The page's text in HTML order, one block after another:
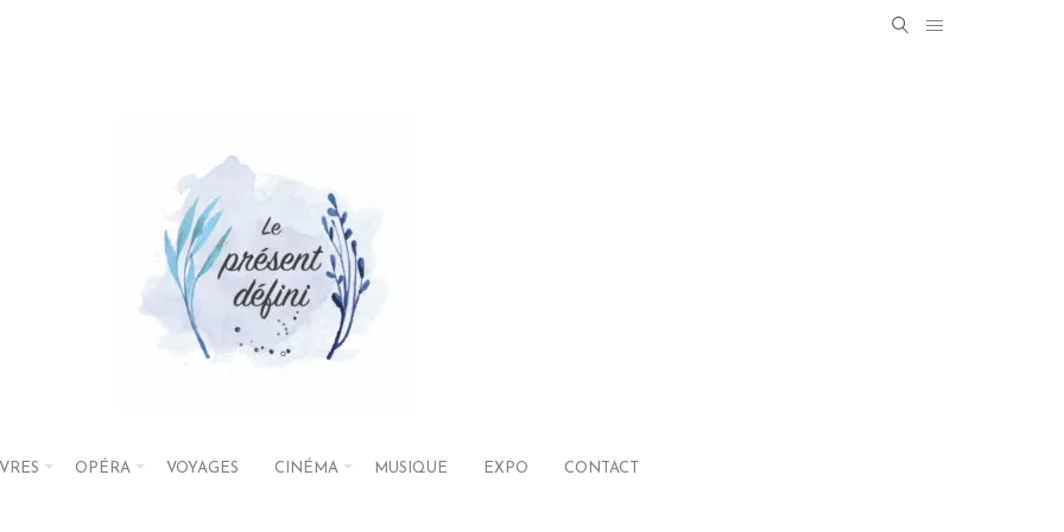
OPÉRA VOYAGES CINÉMA MUSIQUE EXPO CONTACT